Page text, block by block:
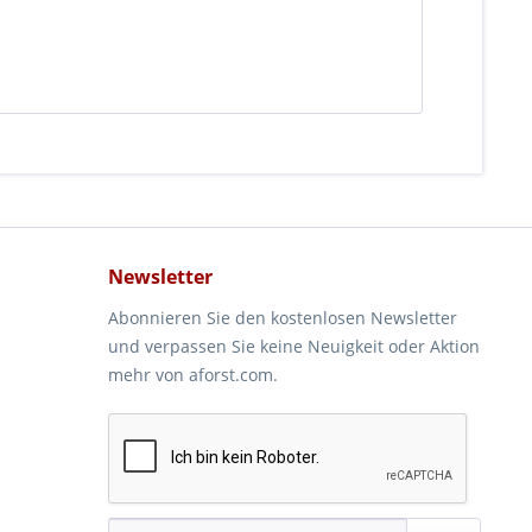
Newsletter
Abonnieren Sie den kostenlosen Newsletter
und verpassen Sie keine Neuigkeit oder Aktion
mehr von aforst.com.